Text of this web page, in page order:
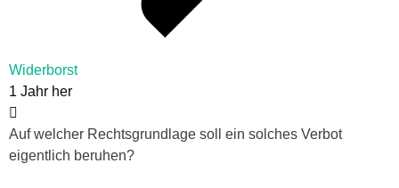
Widerborst
1 Jahr her
Auf welcher Rechtsgrundlage soll ein solches Verbot
eigentlich beruhen?